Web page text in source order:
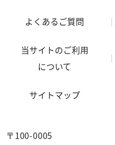
よくあるご質問
当サイトのご利用
について
サイトマップ
〒100-0005